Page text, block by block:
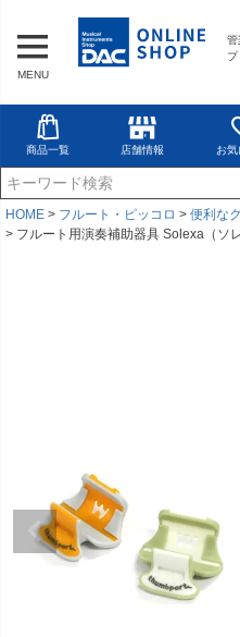
管
プ
MENU
商品一覧 店舗情報 お気
HOME フルート・ピッコロ
便利な
フルート用演奏補助器具 Solexa（ソ